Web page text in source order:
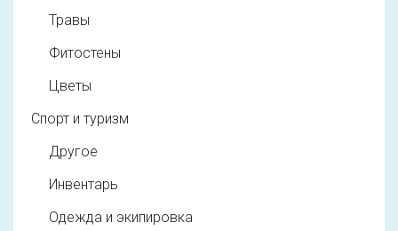
Травы
Фитостены
Цветы
Спорт и туризм
Другое
Инвентарь
Одежда и экипировка